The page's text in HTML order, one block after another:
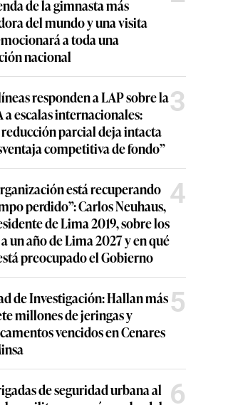
de la gimnasta más
del mundo y una visita
a toda una
nacional
responden a LAP sobre la
a escalas internacionales:
reducción parcial deja intacta
competitiva de fondo”
3
está recuperando
perdido”: Carlos Neuhaus,
de Lima 2019, sobre los
un año de Lima 2027 y en qué
preocupado el Gobierno
4
de Investigación: Hallan más
millones de jeringas y
vencidos en Cenares
5
de seguridad urbana al 6